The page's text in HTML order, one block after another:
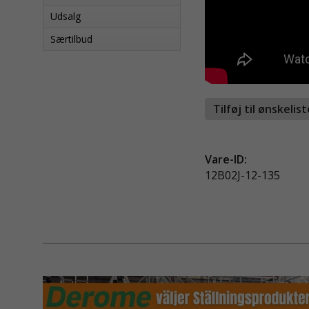
Udsalg
Særtilbud
Tilføj til
Vare-ID:
12B02J-12-135